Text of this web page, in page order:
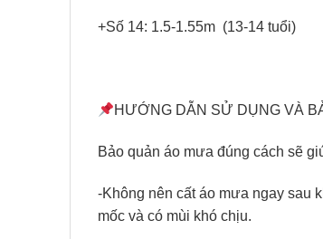
+Số 14: 1.5-1.55m (13-14 tuổi)
HƯỚNG DẪN SỬ DỤNG VÀ
Bảo quản áo mưa đúng cách sẽ
-Không nên cất áo mưa ngay sau
mốc và có mùi khó chịu.